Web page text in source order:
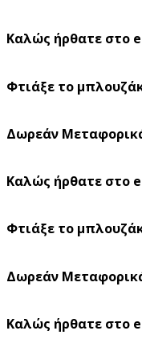
Καλώς ήρθατε στο
Φτιάξε το
Δωρεάν
Καλώς ήρθατε στο
Φτιάξε το
Δωρεάν
Καλώς ήρθατε στο